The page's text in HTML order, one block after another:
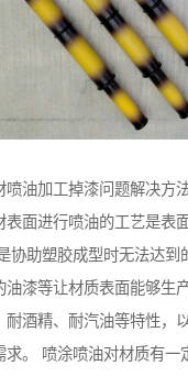
喷油加工掉漆问题解决方
表面进行喷油的工艺是表
协助塑胶成型时无法达到
油漆等让材质表面能够生
耐酒精、耐汽油等特性，
求。 喷涂喷油对材质有一